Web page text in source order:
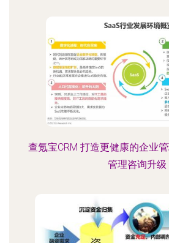
查氪宝CRM 打造更健康的企业
管理咨询升级